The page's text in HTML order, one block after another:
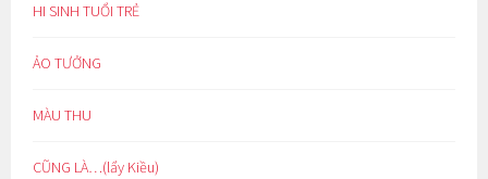
HI SINH TUỔI TRẺ
ẢO TƯỞNG
MÀU THU
CŨNG LÀ…(lẩy Kiều)